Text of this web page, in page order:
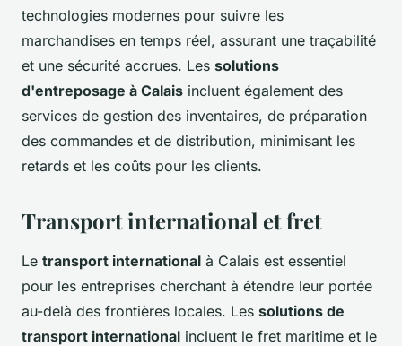
technologies modernes pour suivre les
marchandises en temps réel, assurant une traçabilité
et une sécurité accrues. Les solutions
d'entreposage à Calais incluent également des
services de gestion des inventaires, de préparation
des commandes et de distribution, minimisant les
retards et les coûts pour les clients.
Transport international et fret
Le transport international à Calais est essentiel
pour les entreprises cherchant à étendre leur portée
au-delà des frontières locales. Les solutions de
transport international incluent le fret maritime et le